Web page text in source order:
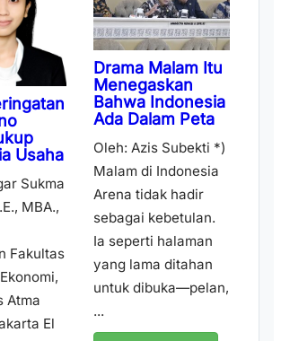
Usaha
Sukma
MBA.,
Fakultas
Atma
El
Drama Malam Itu
Menegaskan
Bahwa Indonesia
Ada Dalam Peta
Oleh: Azis Subekti *)
Malam di Indonesia
Arena tidak hadir
sebagai kebetulan.
Ia seperti halaman
yang lama ditahan
untuk dibuka—pelan,
...